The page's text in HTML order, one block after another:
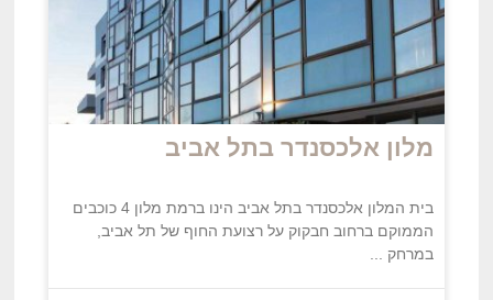
מלון אלכסנדר בתל אביב
בית המלון אלכסנדר בתל אביב הינו ברמת מלון 4 כוכבים
הממוקם ברחוב חבקוק על רצועת החוף של תל אביב,
במרחק ...